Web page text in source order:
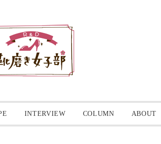
INTERVIEW COLUMN ABOUT